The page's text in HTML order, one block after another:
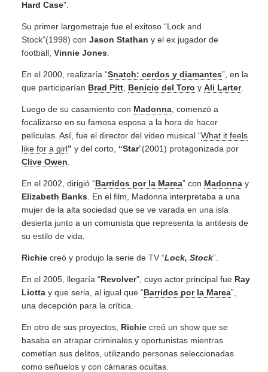
Hard Case”.
Su primer largometraje fue el exitoso “Lock and
Stock”(1998) con Jason Stathan y el ex jugador de
football, Vinnie Jones
En el 2000, realizaría “Snatch: cerdos y diamantes”, en la
que participarían Brad Pitt Benicio del Toro y Ali Larter.
Luego de su casamiento con Madonna , comenzó a
focalizarse en su famosa esposa a la hora de hacer
películas. Así, fue el director del video musical “What it feels
like for a girl” y del corto, “Star”(2001) protagonizada por
Clive Owen
En el 2002, dirigió “Barridos por la Marea” con Madonna y
Elizabeth Banks . En el film, Madonna interpretaba a una
mujer de la alta sociedad que se ve varada en una isla
desierta junto a un comunista que representa la antitesis de
su estilo de vida.
Richie creó y produjo la serie de TV “Lock, Stock”.
En el 2005, llegaría “Revolver”, cuyo actor principal fue Ray
Liotta y que seria, al igual que “Barridos por la Marea”,
una decepción para la crítica.
En otro de sus proyectos, Richie creó un show que se
basaba en atrapar criminales y oportunistas mientras
cometían sus delitos, utilizando personas seleccionadas
como señuelos y con cámaras ocultas.